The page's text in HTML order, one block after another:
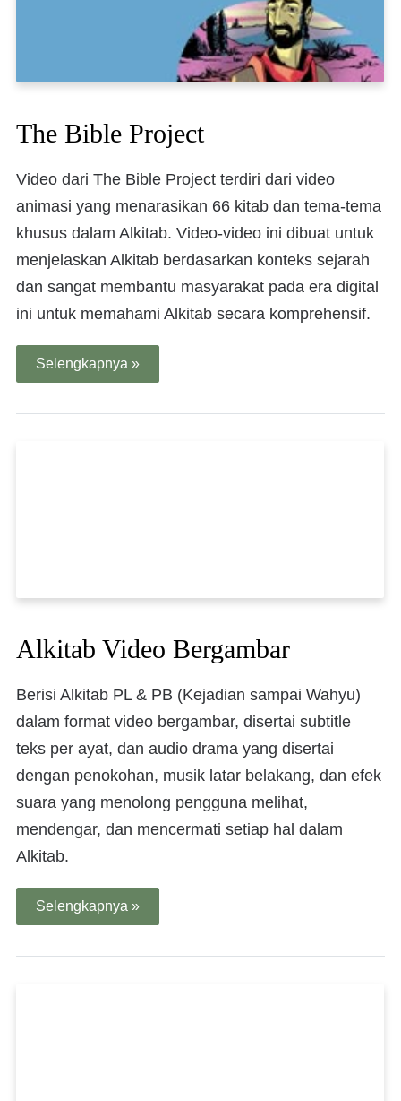
The Bible Project
Video dari The Bible Project terdiri dari video
animasi yang menarasikan 66 kitab dan tema-tema
khusus dalam Alkitab. Video-video ini dibuat untuk
menjelaskan Alkitab berdasarkan konteks sejarah
dan sangat membantu masyarakat pada era digital
ini untuk memahami Alkitab secara komprehensif.
Selengkapnya »
Alkitab Video Bergambar
Berisi Alkitab PL & PB (Kejadian sampai Wahyu)
dalam format video bergambar, disertai subtitle
teks per ayat, dan audio drama yang disertai
dengan penokohan, musik latar belakang, dan efek
suara yang menolong pengguna melihat,
mendengar, dan mencermati setiap hal dalam
Alkitab.
Selengkapnya »